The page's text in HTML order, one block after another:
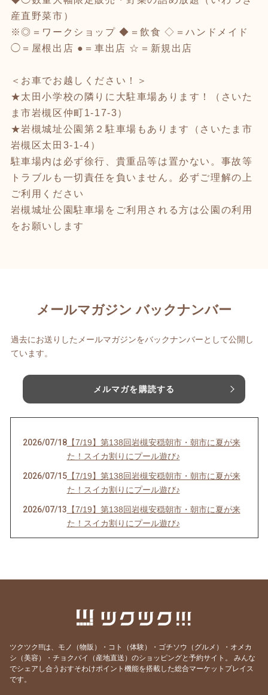
産直野菜市）
※◎＝ワークショップ ◆＝飲食 ◇＝ハンドメイド
◯＝屋根出店 ●＝車出店 ☆＝新規出店
＜お車でお越しください！＞
★太田小学校の隣りに大駐車場あります！（さいた
ま市岩槻区仲町1-17-3）
★岩槻城址公園第２駐車場もあります（さいたま市
岩槻区太田3-1-4）
駐車場内は必ず徐行、貴重品等は置かない。事故等
トラブルも一切責任を負いません。必ずご理解の上
ご利用ください
岩槻城址公園駐車場をご利用される方は公園の利用
をお願いします
メールマガジン バックナンバー
過去にお送りしたメールマガジンをバックナンバーとして公開し
ています。
メルマガを購読する
2026/07/18【7/19】第138回岩槻安穏朝市・朝市に夏が来
た！スイカ割りにプール遊び♪
2026/07/15【7/19】第138回岩槻安穏朝市・朝市に夏が来
た！スイカ割りにプール遊び♪
2026/07/13 【7/19】第138回岩槻安穏朝市・朝市に夏が来
た！スイカ割りにプール遊び♪
【6/21】第137回岩槻安穏朝市・父の日ワーク
ショップまつり開催！パパ自慢大会で賞品をゲ
2026/06/10【6/21】第137回岩槻安穏朝市・父の日ワーク
ショップまつり開催！パパ自慢大会で賞品をゲ
ツクツク!!!は、モノ（物販）・コト（体験）・ゴチソウ（グルメ）・オメカ
シ（美容）・チョクバイ（産地直送）のショッピングと予約サイト。
みんな
でシェアし合うおすそわけポイント機能を搭載した総合マーケットプレイス
です。